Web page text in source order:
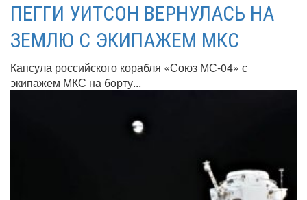
ПЕГГИ УИТСОН ВЕРНУЛАСЬ НА
ЗЕМЛЮ С ЭКИПАЖЕМ МКС
Капсула российского корабля «Союз МС-04» с
экипажем МКС на борту...